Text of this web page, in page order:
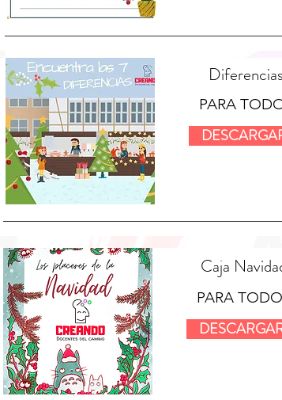
Diferencias
PARA
Caja
PARA